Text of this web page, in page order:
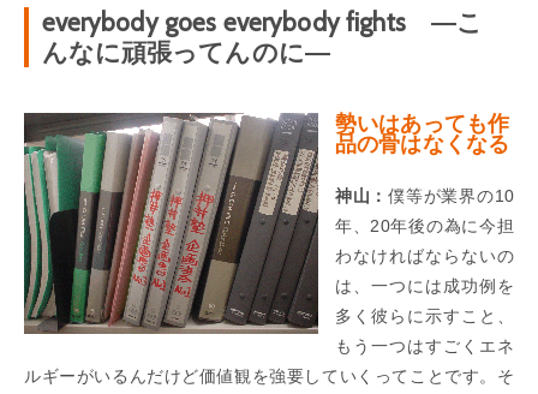
everybody goes everybody fights ―こ
んなに頑張ってんのに―
勢いはあっても作
品の骨はなくなる
神山：僕等が業界の10
年、20年後の為に今担
わなければならないの
は、一つには成功例を
多く彼らに示すこと、
もう一つはすごくエネ
ルギーがいるんだけど価値観を強要していくってことです。そ